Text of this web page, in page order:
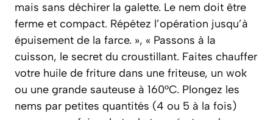
mais sans déchirer la galette. Le nem doit être
ferme et compact. Répétez l’opération jusqu’à
épuisement de la farce. », « Passons à la
cuisson, le secret du croustillant. Faites chauffer
votre huile de friture dans une friteuse, un wok
ou une grande sauteuse à 160°C. Plongez les
nems par petites quantités (4 ou 5 à la fois)